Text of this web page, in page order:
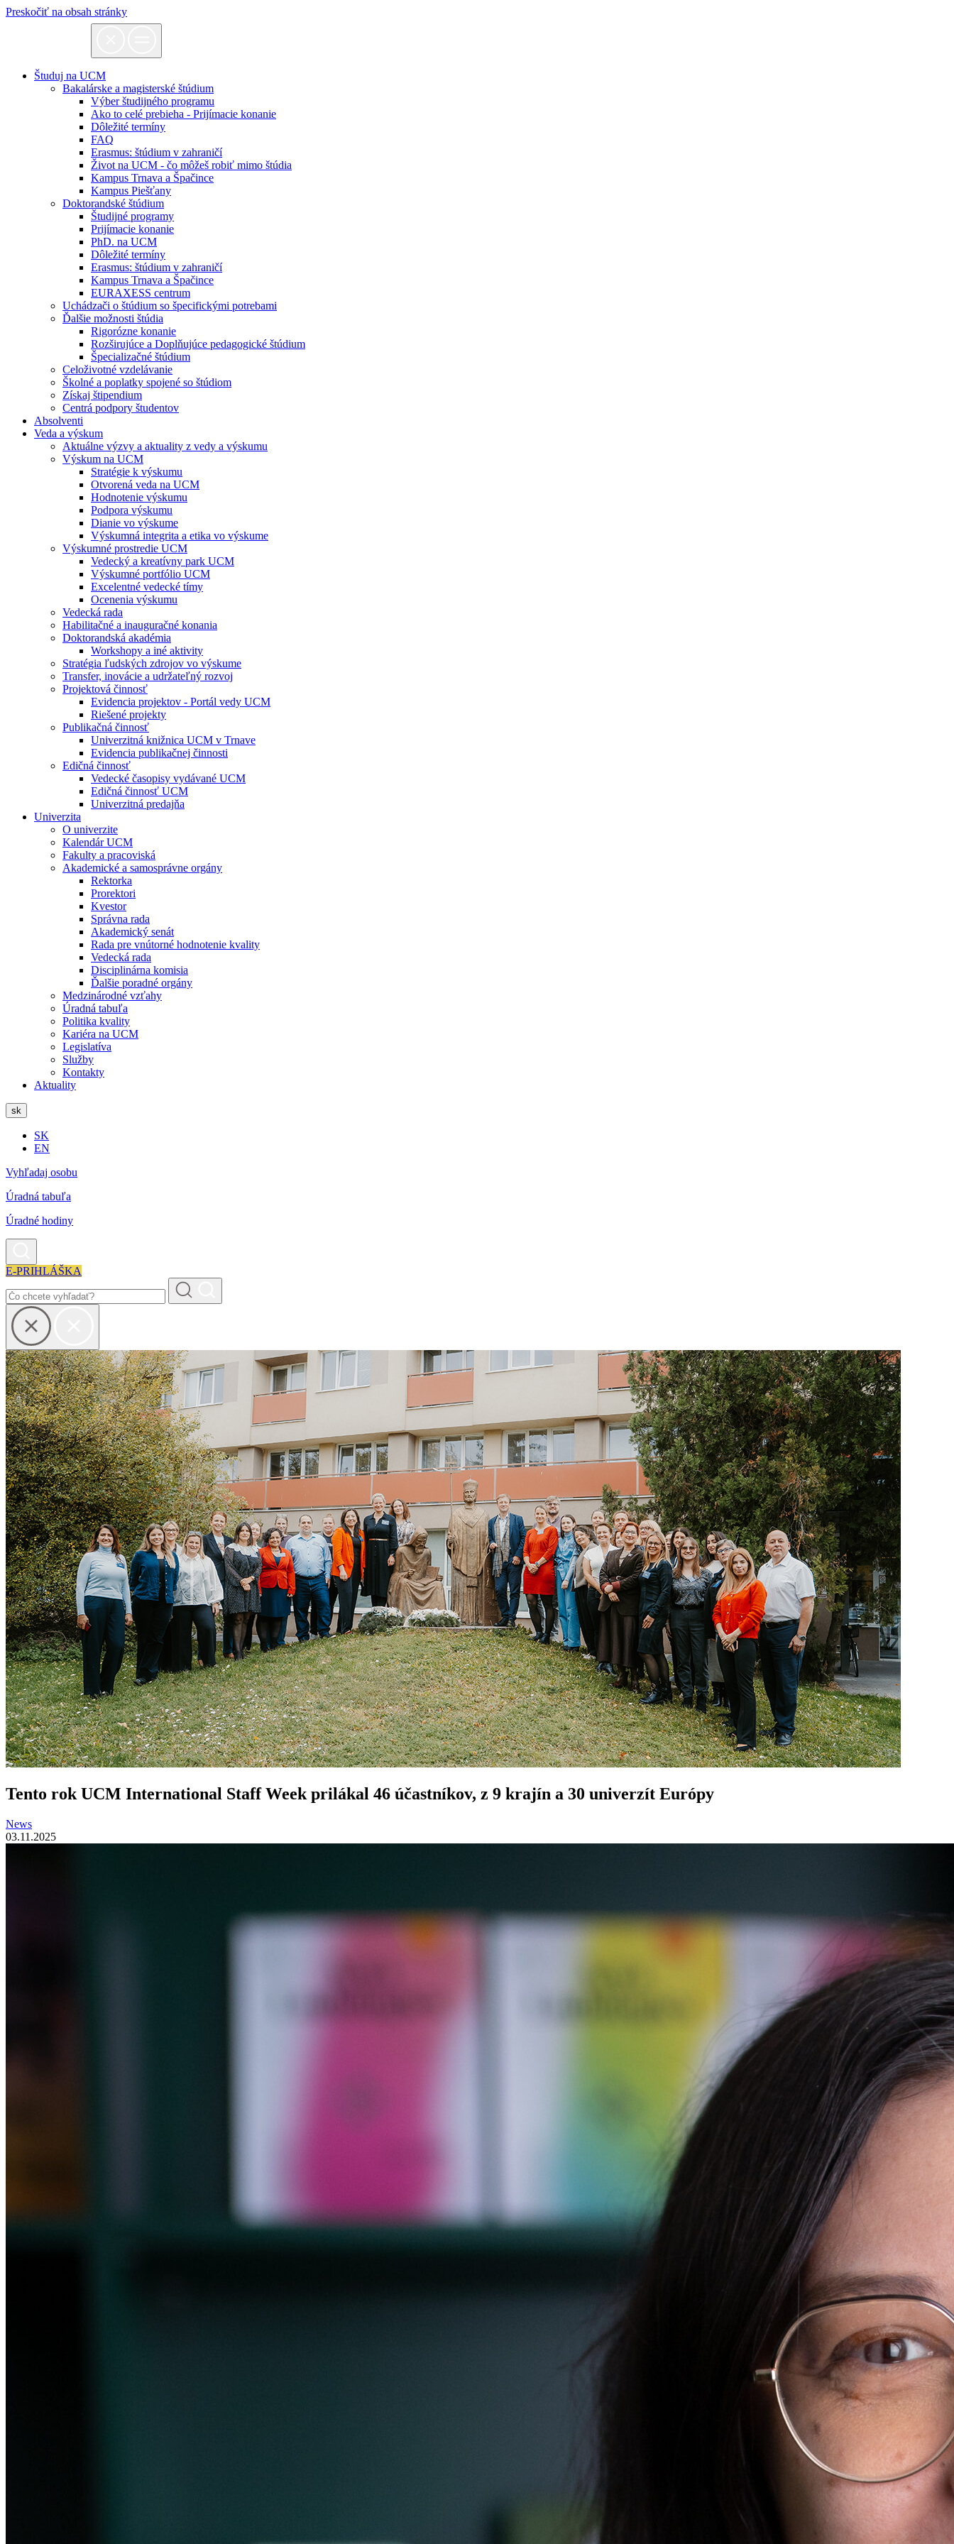
Preskočiť na obsah stránky
Študuj na UCM
Bakalárske a magisterské štúdium
Výber študijného programu
Ako to celé prebieha - Prijímacie konanie
Dôležité termíny
FAQ
Erasmus: štúdium v zahraničí
Život na UCM - čo môžeš robiť mimo štúdia
Kampus Trnava a Špačince
Kampus Piešťany
Doktorandské štúdium
Študijné programy
Prijímacie konanie
PhD. na UCM
Dôležité termíny
Erasmus: štúdium v zahraničí
Kampus Trnava a Špačince
EURAXESS centrum
Uchádzači o štúdium so špecifickými potrebami
Ďalšie možnosti štúdia
Rigorózne konanie
Rozširujúce a Doplňujúce pedagogické štúdium
Špecializačné štúdium
Celoživotné vzdelávanie
Školné a poplatky spojené so štúdiom
Získaj štipendium
Centrá podpory študentov
Absolventi
Veda a výskum
Aktuálne výzvy a aktuality z vedy a výskumu
Výskum na UCM
Stratégie k výskumu
Otvorená veda na UCM
Hodnotenie výskumu
Podpora výskumu
Dianie vo výskume
Výskumná integrita a etika vo výskume
Výskumné prostredie UCM
Vedecký a kreatívny park UCM
Výskumné portfólio UCM
Excelentné vedecké tímy
Ocenenia výskumu
Vedecká rada
Habilitačné a inauguračné konania
Doktorandská akadémia
Workshopy a iné aktivity
Stratégia ľudských zdrojov vo výskume
Transfer, inovácie a udržateľný rozvoj
Projektová činnosť
Evidencia projektov - Portál vedy UCM
Riešené projekty
Publikačná činnosť
Univerzitná knižnica UCM v Trnave
Evidencia publikačnej činnosti
Edičná činnosť
Vedecké časopisy vydávané UCM
Edičná činnosť UCM
Univerzitná predajňa
Univerzita
O univerzite
Kalendár UCM
Fakulty a pracoviská
Akademické a samosprávne orgány
Rektorka
Prorektori
Kvestor
Správna rada
Akademický senát
Rada pre vnútorné hodnotenie kvality
Vedecká rada
Disciplinárna komisia
Ďalšie poradné orgány
Medzinárodné vzťahy
Úradná tabuľa
Politika kvality
Kariéra na UCM
Legislatíva
Služby
Kontakty
Aktuality
sk
SK
EN
Vyhľadaj osobu
Úradná tabuľa
Úradné hodiny
E-PRIHLÁŠKA
Tento rok UCM International Staff Week prilákal 46 účastníkov, z 9 krajín a 30 univerzít Európy
News
03.11.2025